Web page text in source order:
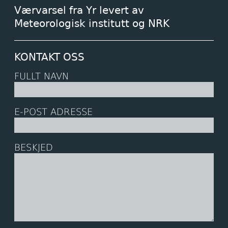
Værvarsel fra Yr levert av
Meteorologisk institutt og NRK
KONTAKT OSS
FULLT NAVN
E-POST ADRESSE
BESKJED